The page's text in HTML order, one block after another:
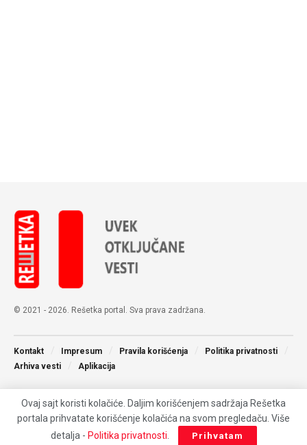
© 2021 - 2026. Rešetka portal. Sva prava zadržana.
Kontakt Impresum Pravila korišćenja
Politika privatnosti
Arhiva vesti
Aplikacija
Ovaj sajt koristi kolačiće. Daljim korišćenjem sadržaja Rešetka
portala prihvatate korišćenje kolačića na svom pregledaču. Više
detalja - Politika privatnosti Prihvatam